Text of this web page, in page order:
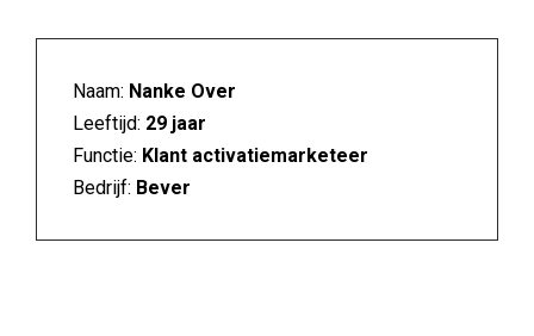
Naam: Nanke Over
Leeftijd: 29 jaar
Functie: Klant activatiemarketeer
Bedrijf: Bever